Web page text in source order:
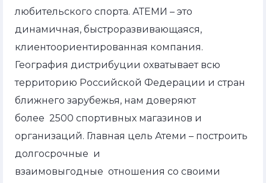
любительского спорта. АТЕМИ – это
динамичная, быстроразвивающаяся,
клиентоориентированная компания.
География дистрибуции охватывает всю
территорию Российской Федерации и стран
ближнего зарубежья, нам доверяют
более 2500 спортивных магазинов и
организаций. Главная цель Атеми – построить
долгосрочные и
взаимовыгодные отношения со своими